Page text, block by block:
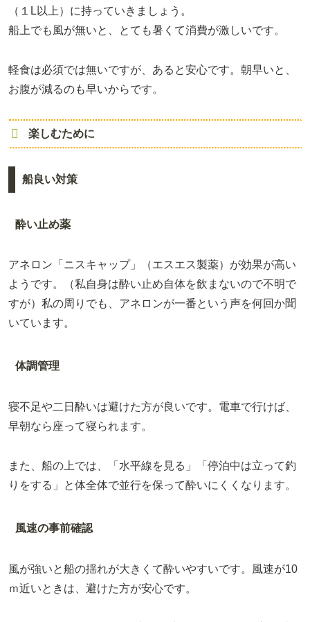
（１L以上）に持っていきましょう。
船上でも風が無いと、とても暑くて消費が激しいです。
軽食は必須では無いですが、あると安心です。朝早いと、
お腹が減るのも早いからです。
楽しむために
船良い対策
酔い止め薬
アネロン「ニスキャップ」（エスエス製薬）が効果が高い
ようです。（私自身は酔い止め自体を飲まないので不明で
すが）私の周りでも、アネロンが一番という声を何回か聞
いています。
体調管理
寝不足や二日酔いは避けた方が良いです。電車で行けば、
早朝なら座って寝られます。
また、船の上では、「水平線を見る」「停泊中は立って釣
りをする」と体全体で並行を保って酔いにくくなります。
風速の事前確認
風が強いと船の揺れが大きくて酔いやすいです。風速が10
ｍ近いときは、避けた方が安心です。